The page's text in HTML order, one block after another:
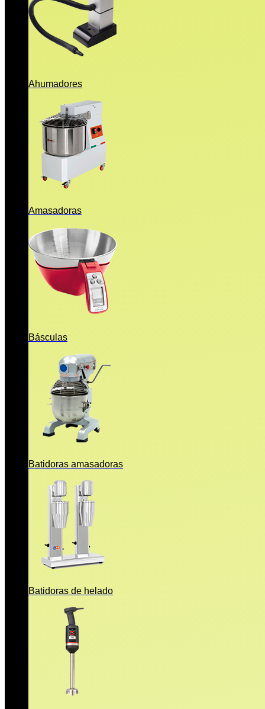
Ahumadores
Amasadoras
Básculas
Batidoras amasadoras
Batidoras de helado